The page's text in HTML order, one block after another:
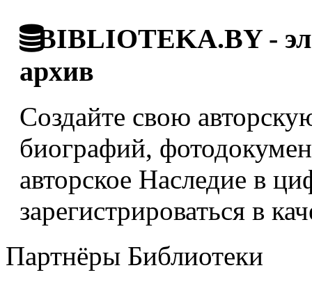
BIBLIOTEKA.BY -
архив
Создайте свою
биографий,
авторское Наследие в
зарегистрироваться в
Партнёры Библиотеки